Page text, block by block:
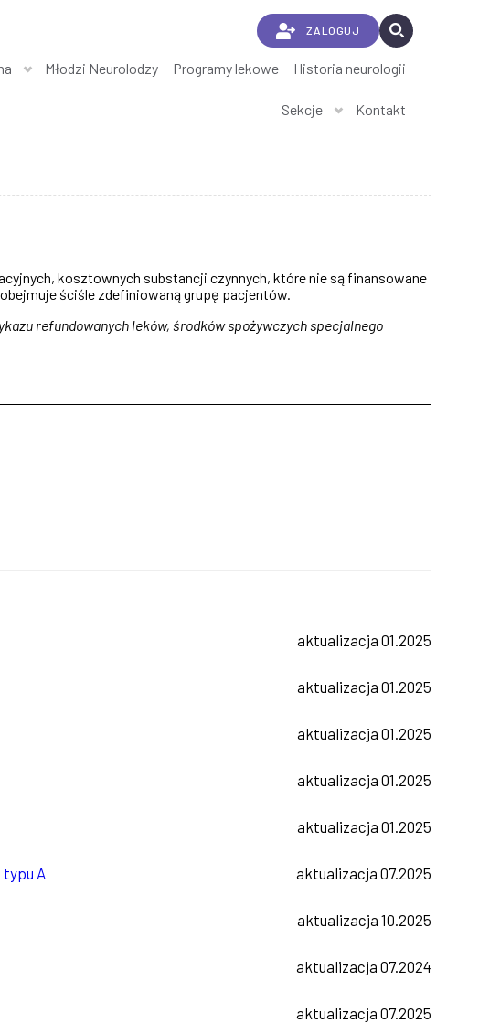
ZALOGUJ
Młodzi Neurolodzy Programy lekowe Historia neurologii
Sekcje Kontakt
kosztownych substancji czynnych, które nie są finansowane
ściśle zdefiniowaną grupę pacjentów.
refundowanych leków, środków spożywczych specjalnego
aktualizacja 01.2025
aktualizacja 01.2025
aktualizacja 01.2025
aktualizacja 01.2025
aktualizacja 01.2025
A aktualizacja 07.2025
aktualizacja 10.2025
aktualizacja 07.2024
aktualizacja 07.2025